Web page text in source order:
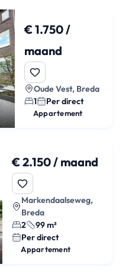
€ 1.750 /
maand
Oude Vest, Breda
1
Per direct
Appartement
€ 2.150 / maand
Markendaalseweg,
Breda
2
99 m²
Per direct
Appartement